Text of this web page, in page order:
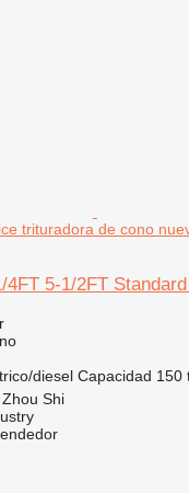
trituradora de cono
4FT 5-1/2FT
diesel Capacidad 150
Shi